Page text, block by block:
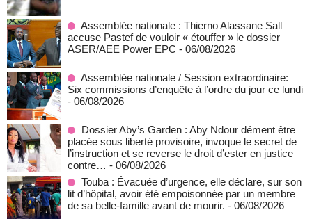
Assemblée nationale : Thierno Alassane Sall
accuse Pastef de vouloir « étouffer » le dossier
ASER/AEE Power EPC - 06/08/2026
Assemblée nationale / Session extraordinaire:
Six commissions d’enquête à l’ordre du jour ce lundi
- 06/08/2026
Dossier Aby’s Garden : Aby Ndour dément être
placée sous liberté provisoire, invoque le secret de
l’instruction et se reverse le droit d’ester en justice
contre… - 06/08/2026
Touba : Évacuée d’urgence, elle déclare, sur son
lit d’hôpital, avoir été empoisonnée par un membre
de sa belle-famille avant de mourir. - 06/08/2026